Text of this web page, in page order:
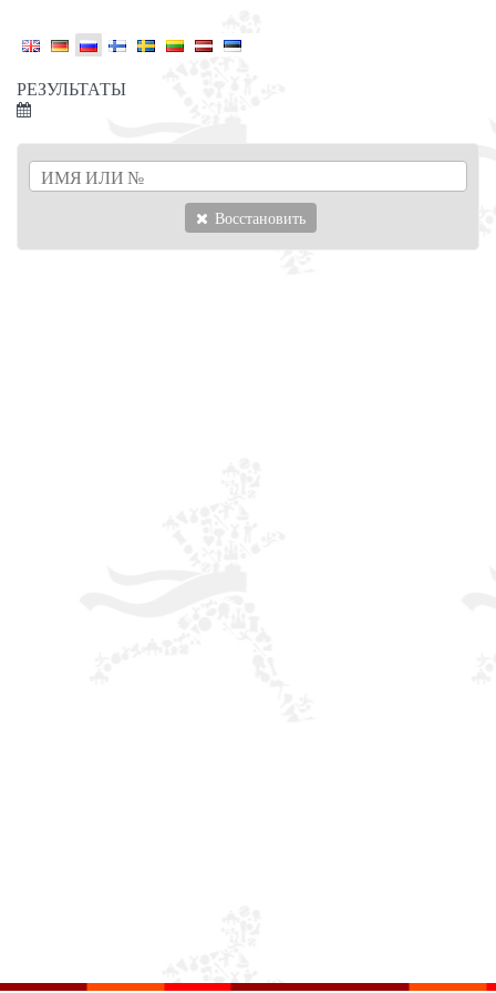
РЕЗУЛЬТАТЫ
Восстановить